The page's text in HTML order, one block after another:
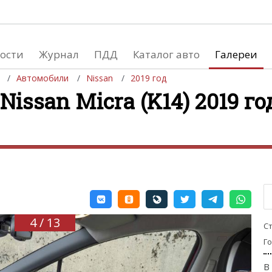
Журнал ПДД Каталог авто Галереи
Автомобили Nissan 2019 год
Micra (K14) 2019
и автомобили
и мото
Список мировых автосалонов
4 / 13
В